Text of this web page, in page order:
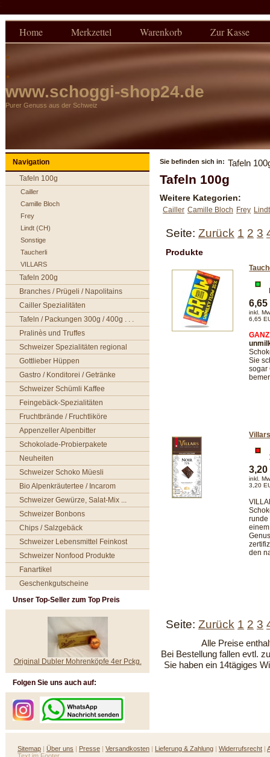
:
Home Merkzettel Warenkorb Zur Kasse
.
.
www.schoggi-shop24.de
Purer Genuss aus der Schweiz
Navigation
Tafeln 100g
Cailler
Camille Bloch
Frey
Lindt (CH)
Sonstige
Taucherli
VILLARS
Tafeln 200g
Branches / Prügeli / Napolitains
Cailler Spezialitäten
Tafeln / Packungen 300g / 400g . . .
Pralinès und Truffes
Schweizer Spezialitäten regional
Gottlieber Hüppen
Gastro / Konditorei / Getränke
Schweizer Schümli Kaffee
Feingebäck-Spezialitäten
Fruchtbrände / Fruchtliköre
Appenzeller Alpenbitter
Schokolade-Probierpakete
Neuheiten
Schweizer Schoko Müesli
Bio Alpenkräutertee / Incarom
Schweizer Gewürze, Salat-Mix ...
Schweizer Bonbons
Chips / Salzgebäck
Schweizer Lebensmittel Feinkost
Schweizer Nonfood Produkte
Fanartikel
Geschenkgutscheine
Unser Top-Seller zum Top Preis
Original Dubler Mohrenköpfe 4er Pckg.
Folgen Sie uns auch auf:
Sie befinden sich in: Tafeln
Tafeln 100g
Weitere Kategorien:
Cailler Camille Bloch Frey
Seite: Zurück 1 2 3
Produkte
6,65
inkl.
6,65
Sie
sogar
3,20
inkl.
3,20
runde
den
Seite: Zurück 1 2 3
Alle Preise
Bei Bestellung fallen evtl.
Sie haben ein 14tägiges
Sitemap | Über uns | Presse | Versandkosten | Lieferung & Zahlung | Widerrufsrecht |